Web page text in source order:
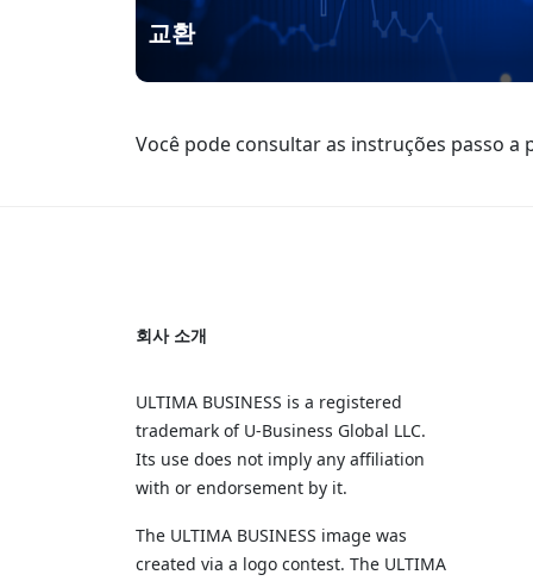
교환
Você pode consultar as instruções passo
회사 소개
ULTIMA BUSINESS is a registered
trademark of U‑Business Global LLC.
Its use does not imply any affiliation
with or endorsement by it.
The ULTIMA BUSINESS image was
created via a logo contest. The ULTIMA